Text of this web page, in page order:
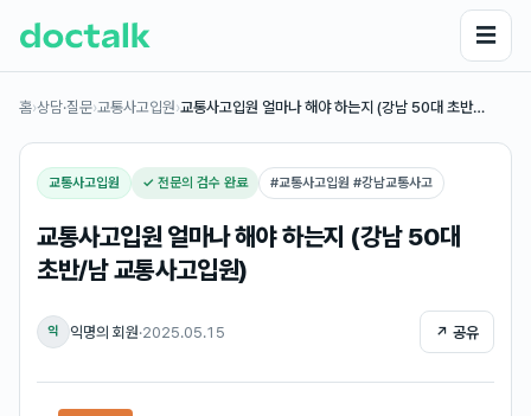
☰
홈›상담·질문›교통사고입원›교통사고입원 얼마나 해야 하는지 (강남 50대 초반…
교통사고입원 ✓ 전문의 검수 완료 #교통사고입원 #강남교통사고
교통사고입원 얼마나 해야 하는지 (강남 50대
초반/남 교통사고입원)
익 익명의 회원·2025.05.15 ↗ 공유